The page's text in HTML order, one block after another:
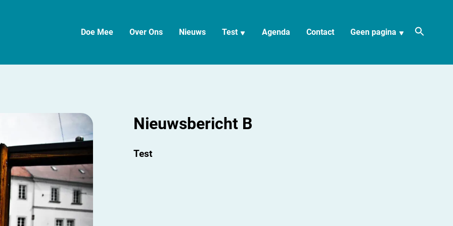
Doe Mee Over Ons Nieuws Test Agenda Contact Geen pagina
Nieuwsbericht B
Test